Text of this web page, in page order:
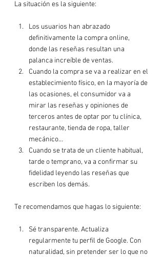
Los usuarios han abrazado
definitivamente la compra online,
donde las reseñas resultan una
palanca increíble de ventas.
Cuando la compra se va a realizar en el
establecimiento físico, en la mayoría de
las ocasiones, el consumidor va a
mirar las reseñas y opiniones de
terceros antes de optar por tu clínica,
restaurante, tienda de ropa, taller
mecánico…
Cuando se trata de un cliente habitual,
tarde o temprano, va a confirmar su
fidelidad leyendo las reseñas que
escriben los demás.
Sé transparente. Actualiza
regularmente tu perfil de Google. Con
naturalidad, sin pretender ser lo que no